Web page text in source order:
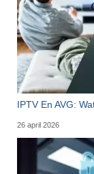
IPTV En AVG:
26 april 2026